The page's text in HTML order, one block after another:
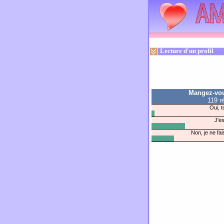
Lecture d'un profil
Mangez-
119
Oui,
Non, je ne